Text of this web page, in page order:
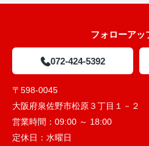
フォローアッ
072-424-5392
〒598-0045
大阪府泉佐野市松原３丁目１－２
営業時間： 09:00 ～ 18:00
定休日： 水曜日